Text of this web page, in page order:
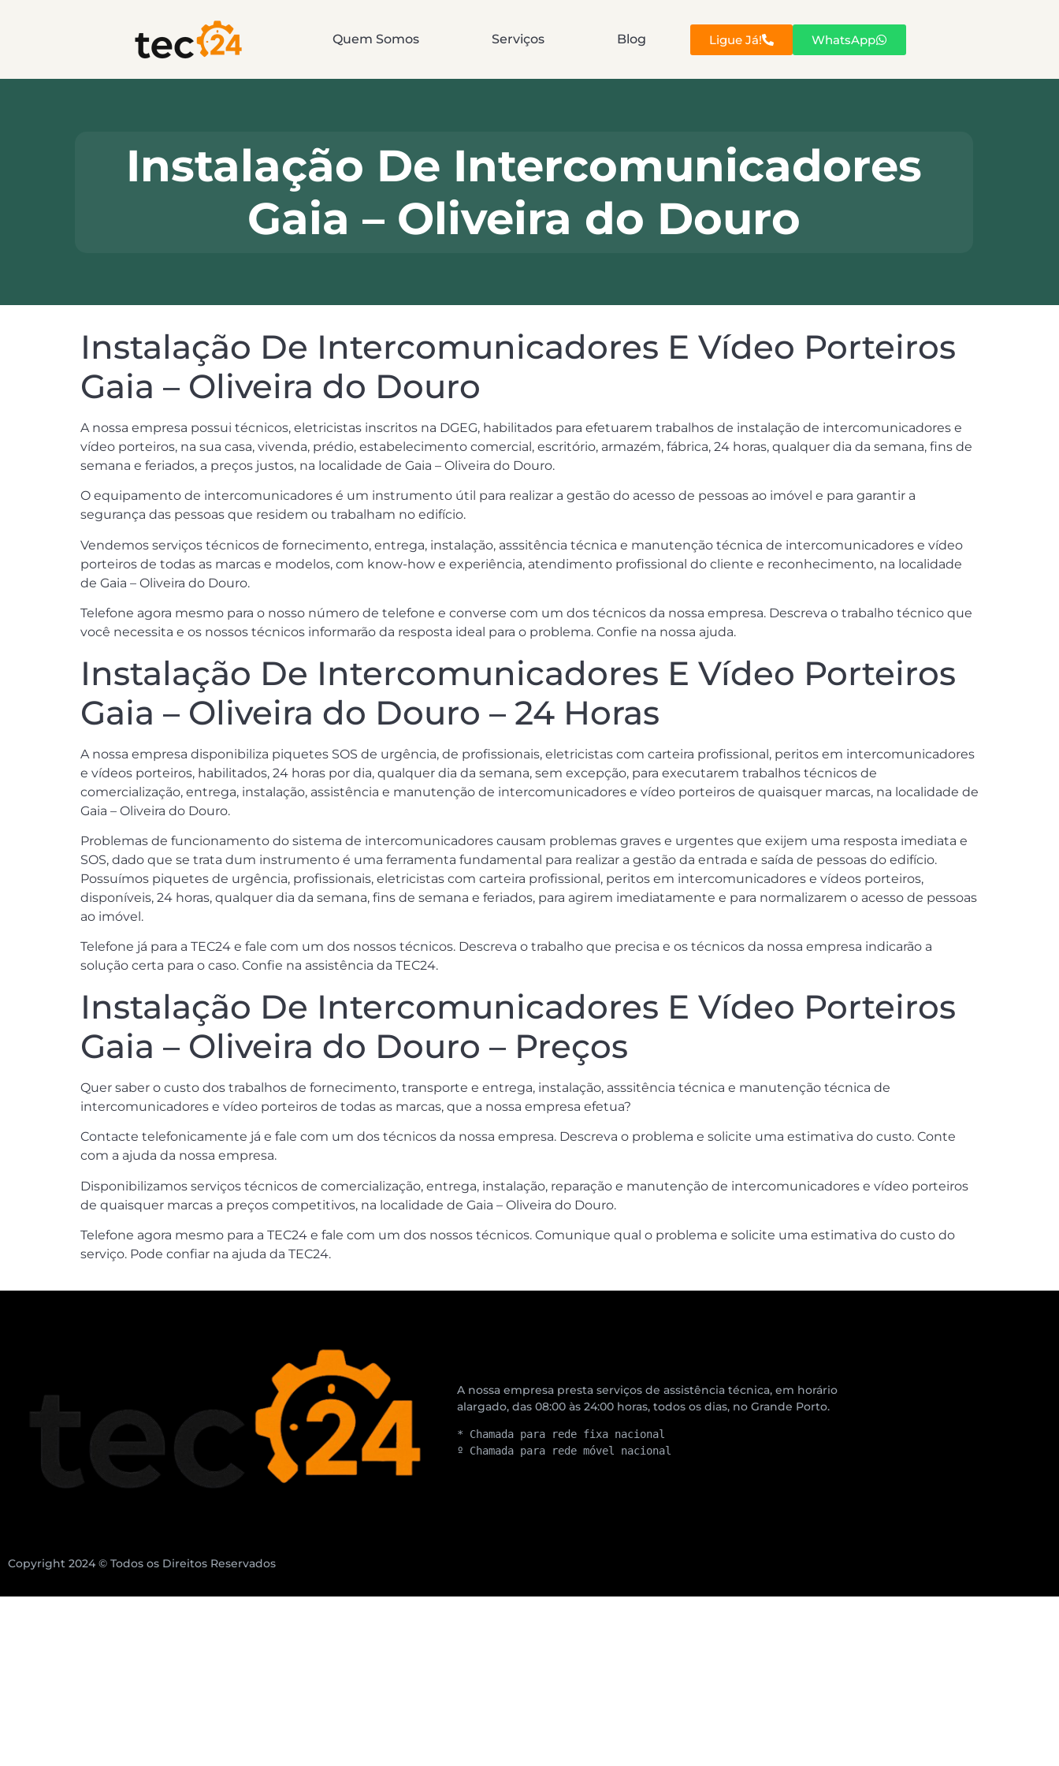
Quem Somos Serviços Blog Ligue Já! WhatsApp
Instalação De Intercomunicadores
Gaia – Oliveira do Douro
Instalação De Intercomunicadores E Vídeo Porteiros
Gaia – Oliveira do Douro
A nossa empresa possui técnicos, eletricistas inscritos na DGEG, habilitados para efetuarem trabalhos de instalação de intercomunicadores e
vídeo porteiros, na sua casa, vivenda, prédio, estabelecimento comercial, escritório, armazém, fábrica, 24 horas, qualquer dia da semana, fins de
semana e feriados, a preços justos, na localidade de Gaia – Oliveira do Douro.
O equipamento de intercomunicadores é um instrumento útil para realizar a gestão do acesso de pessoas ao imóvel e para garantir a
segurança das pessoas que residem ou trabalham no edifício.
Vendemos serviços técnicos de fornecimento, entrega, instalação, asssitência técnica e manutenção técnica de intercomunicadores e vídeo
porteiros de todas as marcas e modelos, com know-how e experiência, atendimento profissional do cliente e reconhecimento, na localidade
de Gaia – Oliveira do Douro.
Telefone agora mesmo para o nosso número de telefone e converse com um dos técnicos da nossa empresa. Descreva o trabalho técnico que
você necessita e os nossos técnicos informarão da resposta ideal para o problema. Confie na nossa ajuda.
Instalação De Intercomunicadores E Vídeo Porteiros
Gaia – Oliveira do Douro – 24 Horas
A nossa empresa disponibiliza piquetes SOS de urgência, de profissionais, eletricistas com carteira profissional, peritos em intercomunicadores
e vídeos porteiros, habilitados, 24 horas por dia, qualquer dia da semana, sem excepção, para executarem trabalhos técnicos de
comercialização, entrega, instalação, assistência e manutenção de intercomunicadores e vídeo porteiros de quaisquer marcas, na localidade de
Gaia – Oliveira do Douro.
Problemas de funcionamento do sistema de intercomunicadores causam problemas graves e urgentes que exijem uma resposta imediata e
SOS, dado que se trata dum instrumento é uma ferramenta fundamental para realizar a gestão da entrada e saída de pessoas do edifício.
Possuímos piquetes de urgência, profissionais, eletricistas com carteira profissional, peritos em intercomunicadores e vídeos porteiros,
disponíveis, 24 horas, qualquer dia da semana, fins de semana e feriados, para agirem imediatamente e para normalizarem o acesso de pessoas
ao imóvel.
Telefone já para a TEC24 e fale com um dos nossos técnicos. Descreva o trabalho que precisa e os técnicos da nossa empresa indicarão a
solução certa para o caso. Confie na assistência da TEC24.
Instalação De Intercomunicadores E Vídeo Porteiros
Gaia – Oliveira do Douro – Preços
Quer saber o custo dos trabalhos de fornecimento, transporte e entrega, instalação, asssitência técnica e manutenção técnica de
intercomunicadores e vídeo porteiros de todas as marcas, que a nossa empresa efetua?
Contacte telefonicamente já e fale com um dos técnicos da nossa empresa. Descreva o problema e solicite uma estimativa do custo. Conte
com a ajuda da nossa empresa.
Disponibilizamos serviços técnicos de comercialização, entrega, instalação, reparação e manutenção de intercomunicadores e vídeo porteiros
de quaisquer marcas a preços competitivos, na localidade de Gaia – Oliveira do Douro.
Telefone agora mesmo para a TEC24 e fale com um dos nossos técnicos. Comunique qual o problema e solicite uma estimativa do custo do
serviço. Pode confiar na ajuda da TEC24.
A nossa empresa presta serviços de assistência técnica, em horário
alargado, das 08:00 às 24:00 horas, todos os dias, no Grande Porto.
* Chamada para rede fixa nacional
º Chamada para rede móvel nacional
Copyright 2024 © Todos os Direitos Reservados